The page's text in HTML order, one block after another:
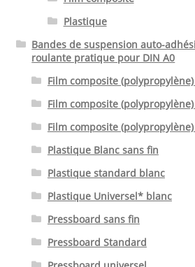
Plastique
Bandes de suspension auto-
roulante pratique pour DIN A0
Film composite
Film composite
Film composite
Plastique Blanc sans fin
Plastique standard blanc
Plastique Universel* blanc
Pressboard sans fin
Pressboard Standard